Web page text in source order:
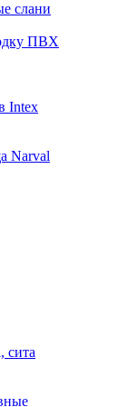
слани
ПВХ
Intex
Narval
сита